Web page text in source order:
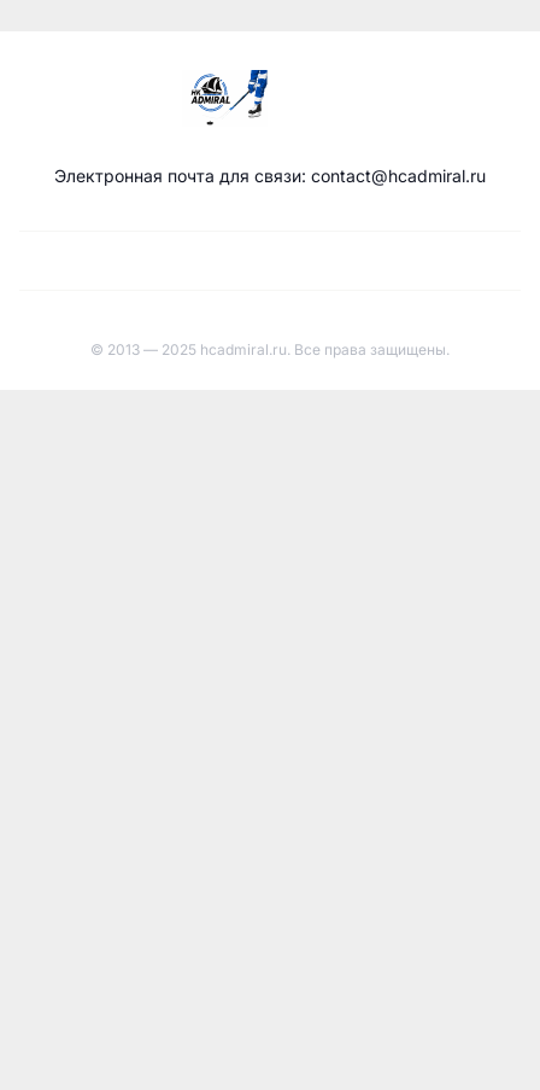
Электронная почта для связи: contact@hcadmiral.ru
© 2013 — 2025 hcadmiral.ru. Все права защищены.